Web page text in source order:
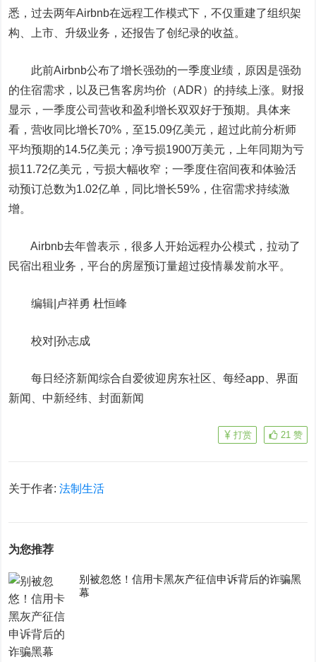
悉，过去两年Airbnb在远程工作模式下，不仅重建了组织架
构、上市、升级业务，还报告了创纪录的收益。
此前Airbnb公布了增长强劲的一季度业绩，原因是强劲
的住宿需求，以及已售客房均价（ADR）的持续上涨。财报
显示，一季度公司营收和盈利增长双双好于预期。具体来
看，营收同比增长70%，至15.09亿美元，超过此前分析师
平均预期的14.5亿美元；净亏损1900万美元，上年同期为亏
损11.72亿美元，亏损大幅收窄；一季度住宿间夜和体验活
动预订总数为1.02亿单，同比增长59%，住宿需求持续激
增。
Airbnb去年曾表示，很多人开始远程办公模式，拉动了
民宿出租业务，平台的房屋预订量超过疫情暴发前水平。
编辑|卢祥勇 杜恒峰
校对|孙志成
每日经济新闻综合自爱彼迎房东社区、每经app、界面
新闻、中新经纬、封面新闻
21 赞
打赏
关于作者:法制生活
为您推荐
别被忽悠！信用卡黑灰产征信申诉背后的诈骗黑
幕